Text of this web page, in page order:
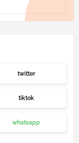
twitter
tiktok
whatsapp